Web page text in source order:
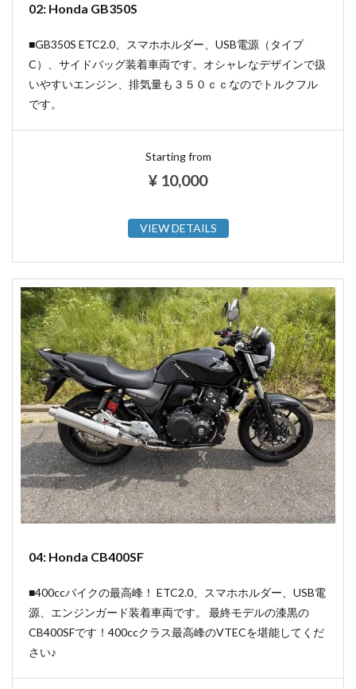
02: Honda GB350S
■GB350S ETC2.0、スマホホルダー、USB電源（タイプ
C）、サイドバッグ装着車両です。オシャレなデザインで扱
いやすいエンジン、排気量も３５０ｃｃなのでトルクフル
です。
Starting from
¥ 10,000
VIEW DETAILS
04: Honda CB400SF
■400ccバイクの最高峰！ ETC2.0、スマホホルダー、USB電
源、エンジンガード装着車両です。 最終モデルの漆黒の
CB400SFです！400ccクラス最高峰のVTECを堪能してくだ
さい♪